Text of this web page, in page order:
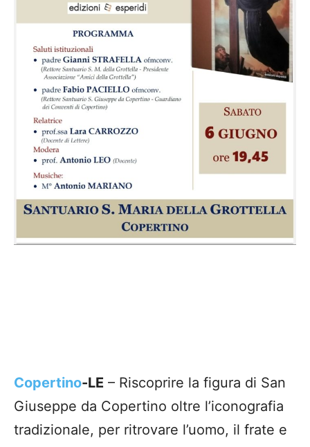
Copertino-LE – Riscoprire la figura di San
Giuseppe da Copertino oltre l’iconografia
tradizionale, per ritrovare l’uomo, il frate e